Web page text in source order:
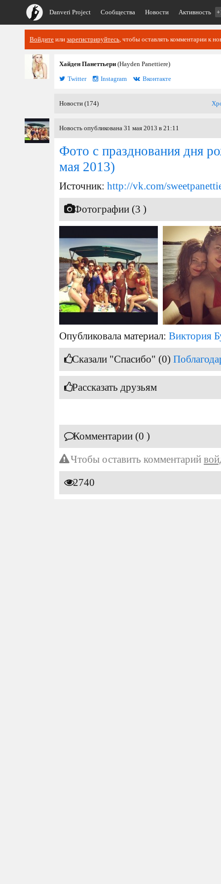
Danveri Project Сообщества Новости Активность
Войдите или зарегистрируйтесь, чтобы оставлять комментарии к
Хайден Панеттьери (Hayden Panettiere)
Twitter
Instagram Вконтакте
Новости (174)
Новость опубликована 31 мая 2013 в 21:11
Фото с празднования дня
мая 2013)
Источник: http://vk.com/
Фотографии (3 )
Опубликовала материал: Виктория
Сказали "Спасибо" (0)
Рассказать друзьям
Комментарии (0 )
Чтобы оставить комментарий
2740